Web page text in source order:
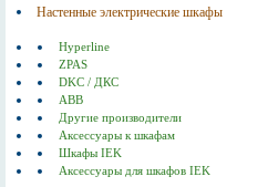
Настенные электрические шкафы
Hyperline
ZPAS
DKC / ДКС
ABB
Другие производители
Аксессуары к шкафам
Шкафы IEK
Аксессуары для шкафов IEK